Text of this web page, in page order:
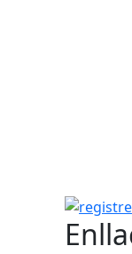
registre